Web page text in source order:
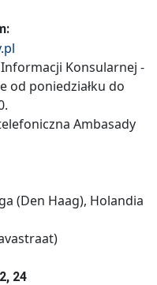
Konsularnej -
od poniedziałku do
Ambasady
(Den Haag), Holandia
24